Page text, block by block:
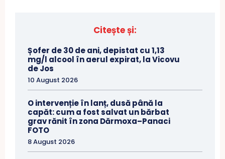
Citește și:
Șofer de 30 de ani, depistat cu 1,13
mg/l alcool în aerul expirat, la Vicovu
de Jos
10 August 2026
O intervenție în lanț, dusă până la
capăt: cum a fost salvat un bărbat
grav rănit în zona Dărmoxa–Panaci
FOTO
8 August 2026